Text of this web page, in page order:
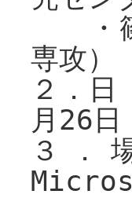
・
専攻）
２
月26